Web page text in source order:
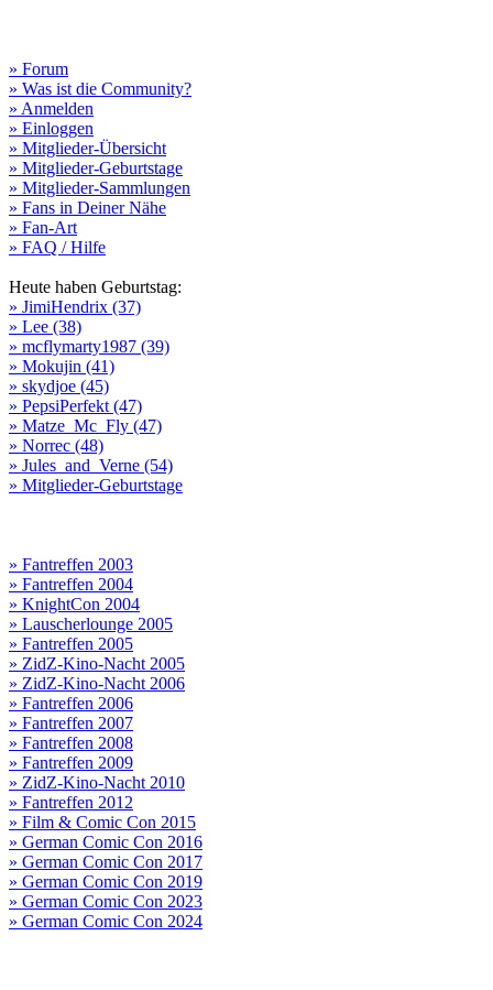
» Forum
» Was ist die Community?
» Anmelden
» Einloggen
» Mitglieder-Übersicht
» Mitglieder-Geburtstage
» Mitglieder-Sammlungen
» Fans in Deiner Nähe
» Fan-Art
» FAQ / Hilfe
Heute haben Geburtstag:
» JimiHendrix (37)
» Lee (38)
» mcflymarty1987 (39)
» Mokujin (41)
» skydjoe (45)
» PepsiPerfekt (47)
» Matze_Mc_Fly (47)
» Norrec (48)
» Jules_and_Verne (54)
» Mitglieder-Geburtstage
» Fantreffen 2003
» Fantreffen 2004
» KnightCon 2004
» Lauscherlounge 2005
» Fantreffen 2005
» ZidZ-Kino-Nacht 2005
» ZidZ-Kino-Nacht 2006
» Fantreffen 2006
» Fantreffen 2007
» Fantreffen 2008
» Fantreffen 2009
» ZidZ-Kino-Nacht 2010
» Fantreffen 2012
» Film & Comic Con 2015
» German Comic Con 2016
» German Comic Con 2017
» German Comic Con 2019
» German Comic Con 2023
» German Comic Con 2024